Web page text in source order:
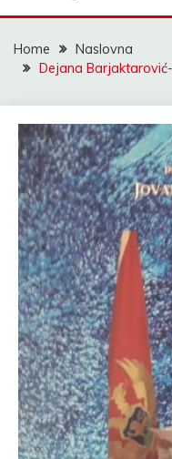
Home
Naslovna
Dejana